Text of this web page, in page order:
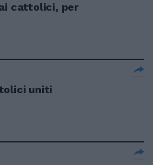
cattolici, per
uniti